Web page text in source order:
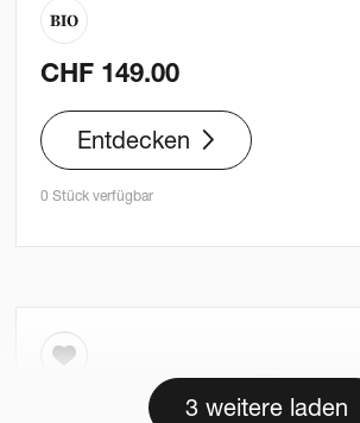
CHF 149.00
Entdecken
0 Stück verfügbar
3 weitere laden